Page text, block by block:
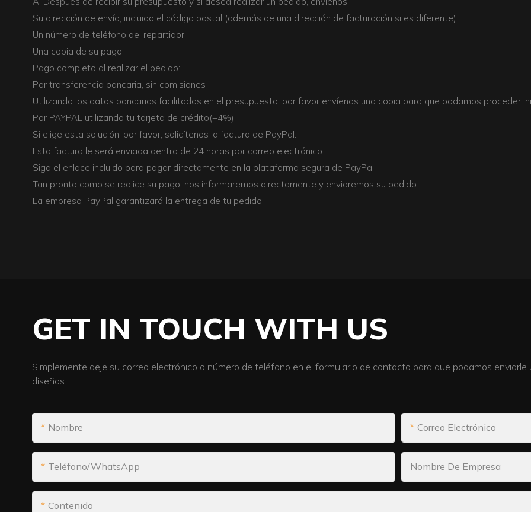
Su dirección de envío, incluido el código postal (además de una dirección de facturación si es diferente).
Un número de teléfono del repartidor
Una copia de su pago
Pago completo al realizar el pedido:
Por transferencia bancaria, sin comisiones
Utilizando los datos bancarios facilitados en el presupuesto, por favor envíenos una copia para que podamos proceder
Por PAYPAL utilizando tu tarjeta de crédito(+4%)
Si elige esta solución, por favor, solicítenos la factura de PayPal.
Esta factura le será enviada dentro de 24 horas por correo electrónico.
Siga el enlace incluido para pagar directamente en la plataforma segura de PayPal.
Tan pronto como se realice su pago, nos informaremos directamente y enviaremos su pedido.
La empresa PayPal garantizará la entrega de tu pedido.
GET IN TOUCH WITH US
Simplemente deje su correo electrónico o número de teléfono en el formulario de contacto para que podamos
diseños.
Nombre Correo Electrónico
Teléfono/WhatsApp Nombre De Empresa
Contenido